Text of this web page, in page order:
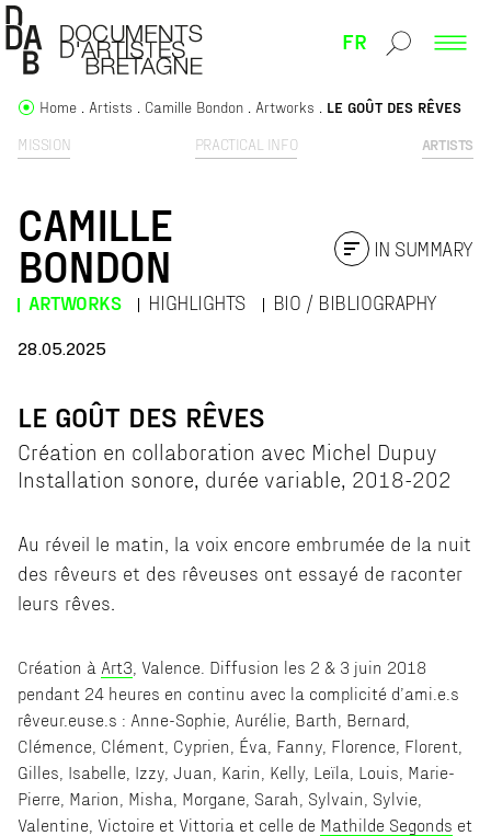
FR
MISSION PRACTICAL INFO ARTISTS
Home Artists Camille Bondon Artworks LE GOÛT DES RÊVES
CAMILLE
BONDON
ARTWORKS HIGHLIGHTS BIO / BIBLIOGRAPHY
IN SUMMARY
28.05.2025
LE GOÛT DES RÊVES
Création en collaboration avec Michel Dupuy
Installation sonore, durée variable, 2018-202
Au réveil le matin, la voix encore embrumée de la nuit
des rêveurs et des rêveuses ont essayé de raconter
leurs rêves.
Création à Art3 , Valence. Diffusion les 2 & 3 juin 2018
pendant 24 heures en continu avec la complicité d’ami.e.s
rêveur.euse.s : Anne-Sophie, Aurélie, Barth, Bernard,
Clémence, Clément, Cyprien, Éva, Fanny, Florence, Florent,
Gilles, Isabelle, Izzy, Juan, Karin, Kelly, Leïla, Louis, Marie-
Pierre, Marion, Misha, Morgane, Sarah, Sylvain, Sylvie,
Valentine, Victoire et Vittoria et celle de Mathilde Segonds et